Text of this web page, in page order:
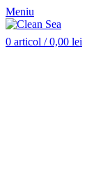
Meniu
0 articol / 0,00 lei